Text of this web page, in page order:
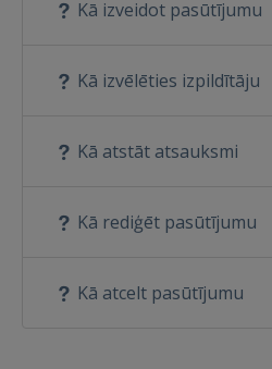
Kā izveidot pasūtījumu
Kā izvēlēties izpildītāju
Kā atstāt atsauksmi
Kā rediģēt pasūtījumu
Kā atcelt pasūtījumu